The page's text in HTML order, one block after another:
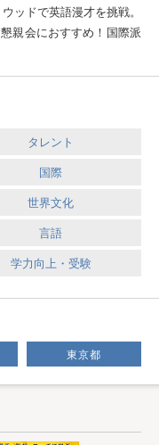
ッドで英語漫才を挑戦。
親会におすすめ！国際派
タレント
国際
世界文化
言語
学力向上・受験
東京都